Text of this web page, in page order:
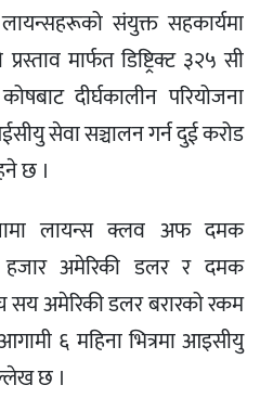
संयुक्त सहकार्यमा
मार्फत डिष्ट्रिक्ट ३२५ सी
दीर्घकालीन परियोजना
सेवा सञ्चालन गर्न दुई करोड
छ ।
लायन्स क्लव अफ दमक
अमेरिकी डलर र दमक
सय अमेरिकी डलर बरारको रकम
६ महिना भित्रमा आइसीयु
छ ।